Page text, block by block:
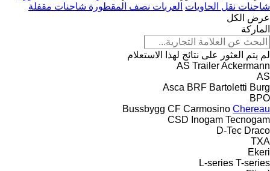
شاحنات نقل الحاويات العربات نصف المقطورة شاحنات مقفلة
عرض الكل
الماركة
لم يتم العثور على نتائج لهذا الاستعلام
AS TrailerAckermann
AS
Asca BRF Bartoletti Burg
BPO
Bussbygg CF Carmosino Chereau
CSD Inogam Tecnogam
D-Tec Draco
TXA
Ekeri
L-series T-series